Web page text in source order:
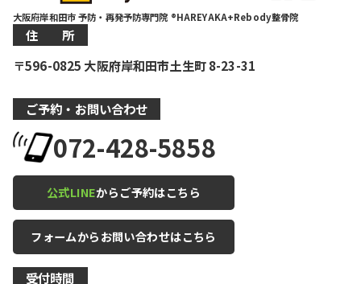
大阪府岸和田市 予防・再発予防専門院 ®HAREYAKA+Rebody整骨院
住 所
〒596-0825 大阪府岸和田市土生町 8-23-31
ご予約・お問い合わせ
072-428-5858
公式LINEからご予約はこちら
フォームからお問い合わせはこちら
受付時間